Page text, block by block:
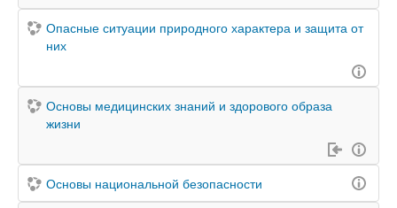
Опасные ситуации природного характера и защита от
них
Основы медицинских знаний и здорового образа
жизни
Основы национальной безопасности